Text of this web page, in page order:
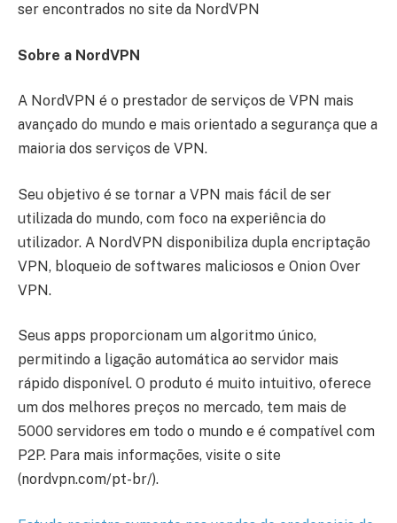
ser encontrados no site da NordVPN
Sobre a NordVPN
A NordVPN é o prestador de serviços de VPN mais
avançado do mundo e mais orientado a segurança que a
maioria dos serviços de VPN.
Seu objetivo é se tornar a VPN mais fácil de ser
utilizada do mundo, com foco na experiência do
utilizador. A NordVPN disponibiliza dupla encriptação
VPN, bloqueio de softwares maliciosos e Onion Over
VPN.
Seus apps proporcionam um algoritmo único,
permitindo a ligação automática ao servidor mais
rápido disponível. O produto é muito intuitivo, oferece
um dos melhores preços no mercado, tem mais de
5000 servidores em todo o mundo e é compatível com
P2P. Para mais informações, visite o site
(nordvpn.com/pt-br/).